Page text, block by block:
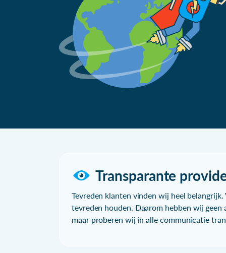
Transparante
Tevreden klanten vinden wij heel
tevreden houden. Daarom hebben wij geen
maar proberen wij in alle communicatie